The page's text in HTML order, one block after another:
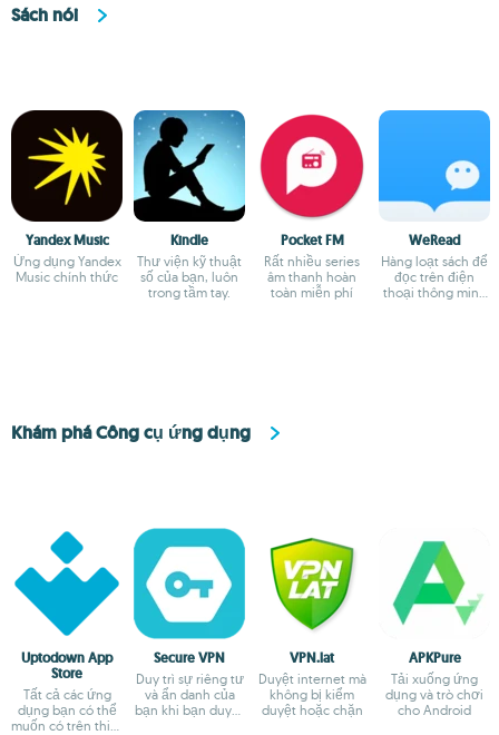
Sách nói
Yandex Music
Ứng dụng Yandex
Music chính thức
Kindle
Thư viện kỹ thuật
số của bạn, luôn
trong tầm tay.
Pocket FM
Rất nhiều series
âm thanh hoàn
toàn miễn phí
WeRead
Hàng loạt sách để
đọc trên điện
thoại thông minh
Khám phá Công cụ ứng dụng
Uptodown App
Store
Tất cả các ứng
dụng bạn có thể
muốn có trên thiết
Secure VPN
Duy trì sự riêng tư
và ẩn danh của
bạn khi bạn duyệt
VPN.lat
Duyệt internet mà
không bị kiểm
duyệt hoặc chặn
APKPure
Tải xuống ứng
dụng và trò chơi
cho Android